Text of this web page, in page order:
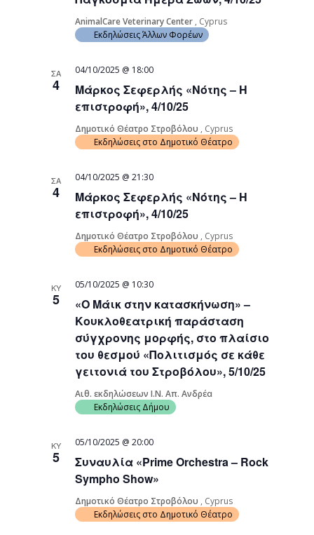
AnimalCare Veterinary Center , Cyprus
Εκδηλώσεις Άλλων Φορέων
ΣΑ
4
Μάρκος Σεφερλής «Νότης – Η
επιστροφή», 4/10/25
04/10/2025 @ 18:00
Δημοτικό Θέατρο Στροβόλου , Cyprus
Εκδηλώσεις στο Δημοτικό Θέατρο
ΣΑ
4
Μάρκος Σεφερλής «Νότης – Η
επιστροφή», 4/10/25
04/10/2025 @ 21:30
Δημοτικό Θέατρο Στροβόλου , Cyprus
Εκδηλώσεις στο Δημοτικό Θέατρο
ΚΥ
5
«Ο Μάικ στην κατασκήνωση» –
Κουκλοθεατρική παράσταση
σύγχρονης μορφής, στο πλαίσιο
του θεσμού «Πολιτισμός σε κάθε
γειτονιά του Στροβόλου», 5/10/25
05/10/2025 @ 10:30
Αιθ. εκδηλώσεων Ι.Ν. Απ. Ανδρέα
Εκδηλώσεις Δήμου
ΚΥ
5
Συναυλία «Prime Orchestra – Rock
Sympho Show»
05/10/2025 @ 20:00
Δημοτικό Θέατρο Στροβόλου , Cyprus
Εκδηλώσεις στο Δημοτικό Θέατρο